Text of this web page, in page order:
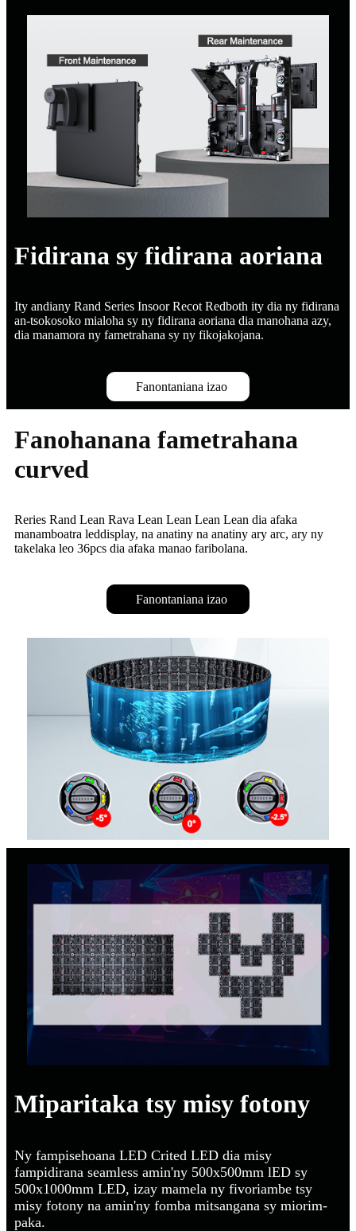
Fidirana sy fidirana aoriana
Ity andiany Rand Series Insoor Recot Redboth ity dia ny fidirana
an-tsokosoko mialoha sy ny fidirana aoriana dia manohana azy,
dia manamora ny fametrahana sy ny fikojakojana.
Fanontaniana izao
Fanohanana fametrahana
curved
Reries Rand Lean Rava Lean Lean Lean Lean dia afaka
manamboatra leddisplay, na anatiny na anatiny ary arc, ary ny
takelaka leo 36pcs dia afaka manao faribolana.
Fanontaniana izao
Miparitaka tsy misy fotony
Ny fampisehoana LED Crited LED dia misy
fampidirana seamless amin'ny 500x500mm lED sy
500x1000mm LED, izay mamela ny fivoriambe tsy
misy fotony na amin'ny fomba mitsangana sy miorim-
paka.